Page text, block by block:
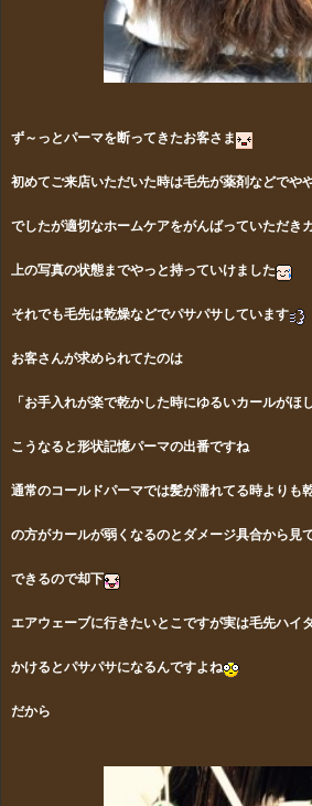
ず～っとパーマを断ってきたお客さま
初めてご来店いただいた時は毛先が薬剤などでや
でしたが適切なホームケアをがんばっていただき
上の写真の状態までやっと持っていけました
それでも毛先は乾燥などでパサパサしています
お客さんが求められてたのは
「お手入れが楽で乾かした時にゆるいカールがほ
こうなると形状記憶パーマの出番ですね
通常のコールドパーマでは髪が濡れてる時よりも
の方がカールが弱くなるのとダメージ具合から見
できるので却下
エアウェーブに行きたいとこですが実は毛先ハイ
かけるとパサパサになるんですよね
だから